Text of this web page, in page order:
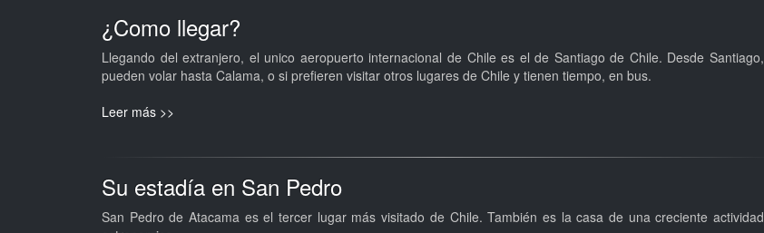
¿Como llegar?
Llegando del extranjero, el unico aeropuerto internacional de Chile es el de Santiago de Chile. Desde Santiago,
pueden volar hasta Calama, o si prefieren visitar otros lugares de Chile y tienen tiempo, en bus.
Leer más >>
Su estadía en San Pedro
San Pedro de Atacama es el tercer lugar más visitado de Chile. También es la casa de una creciente actividad